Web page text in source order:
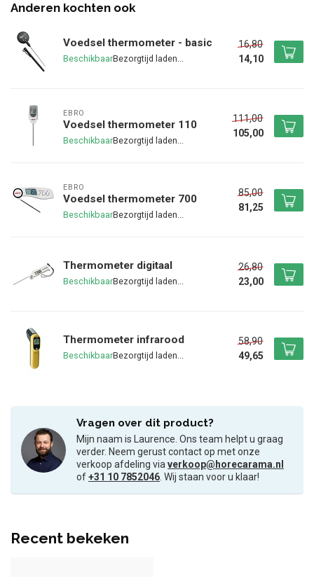
Anderen kochten ook
Voedsel thermometer - basic
Beschikbaar
16,80
14,10
EBRO
Voedsel thermometer 110
Beschikbaar
111,00
105,00
EBRO
Voedsel thermometer 700
Beschikbaar
85,00
81,25
Thermometer digitaal
Beschikbaar
26,80
23,00
Thermometer infrarood
Beschikbaar
58,90
49,65
Vragen over dit product?
Mijn naam is Laurence. Ons team helpt u graag
verder. Neem gerust contact op met onze
verkoop afdeling viaverkoop@horecarama.nl
of+31 10 7852046. Wij staan voor u klaar!
Recent bekeken